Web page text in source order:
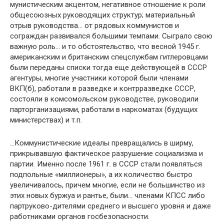
мунистическим акцентом, негативное отношение к роли
общесоюзных руководящих структур; материальный
отрыв руководства… от рядовых коммунистов и
сограждан разви­вался большими темпами. Сыграло свою
важную роль… и то обстоятельство, что весной 1945 г.
американским и бри­танским спецслужбам гитлеровцами
были переданы списки тогда еще действующей в СССР
агентуры, многие участни­ки которой были членами
ВКП(б), работали в разведке и контрразведке СССР,
состояли в комсомольском руковод­стве, руководили
парторганизациями, работали в наркома­тах (будущих
министерствах) и т.п.
…Коммунистические идеалы превращались в ширму,
прикрывавшую фактическое разрушение социализма и
пар­тии. Именно после 1961 г. в СССР стали появляться
под­польные «миллионеры», а их количество быстро
увеличи­валось, причем многие, если не большинство из
этих новых буржуа и рантье, были… членами КПСС либо
партруково-дителями среднего и высшего уровня и даже
работниками органов госбезопасности.